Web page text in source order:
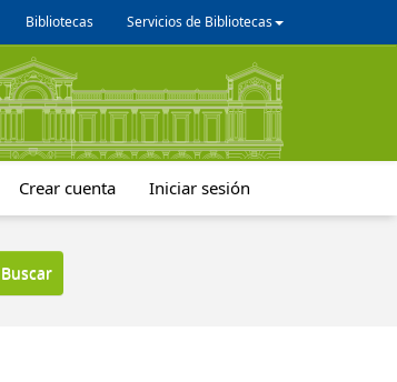
Bibliotecas Servicios de Bibliotecas
Crear cuenta Iniciar sesión